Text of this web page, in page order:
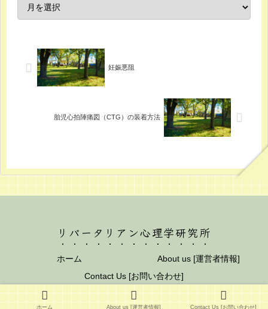
妊娠悪阻
胎児心拍陣痛図（CTG）の装着方法
リバータリアン心理学研究所
ホーム
About us [運営者情報]
Contact Us [お問い合わせ]
© 2012 リバータリアン心理学研究所.
ホーム About us [運営者情報] Contact Us [お問い合わせ]